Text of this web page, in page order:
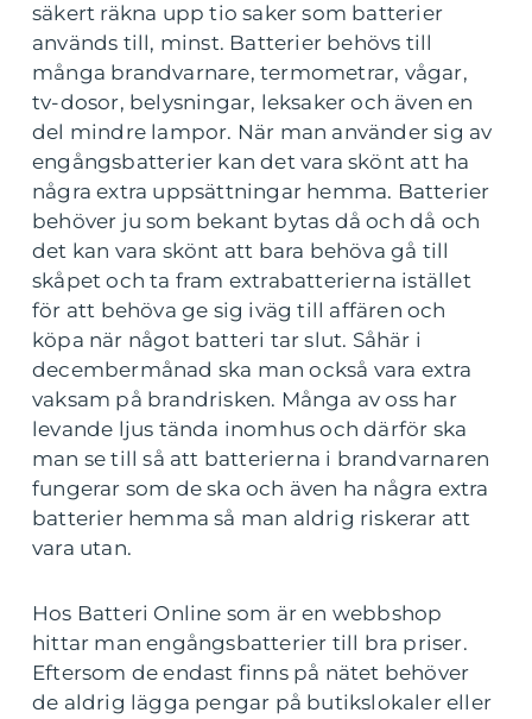
säkert räkna upp tio saker som batterier
används till, minst. Batterier behövs till
många brandvarnare, termometrar, vågar,
tv-dosor, belysningar, leksaker och även en
del mindre lampor. När man använder sig av
engångsbatterier kan det vara skönt att ha
några extra uppsättningar hemma. Batterier
behöver ju som bekant bytas då och då och
det kan vara skönt att bara behöva gå till
skåpet och ta fram extrabatterierna istället
för att behöva ge sig iväg till affären och
köpa när något batteri tar slut. Såhär i
decembermånad ska man också vara extra
vaksam på brandrisken. Många av oss har
levande ljus tända inomhus och därför ska
man se till så att batterierna i brandvarnaren
fungerar som de ska och även ha några extra
batterier hemma så man aldrig riskerar att
vara utan.
Hos Batteri Online som är en webbshop
hittar man engångsbatterier till bra priser.
Eftersom de endast finns på nätet behöver
de aldrig lägga pengar på butikslokaler eller